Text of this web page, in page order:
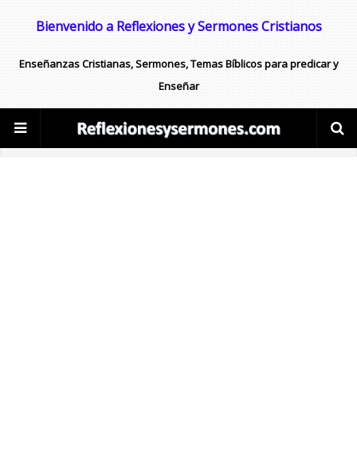
Bienvenido a Reflexiones y Sermones Cristianos
Enseñanzas Cristianas, Sermones, Temas Bíblicos para predicar y
Enseñar